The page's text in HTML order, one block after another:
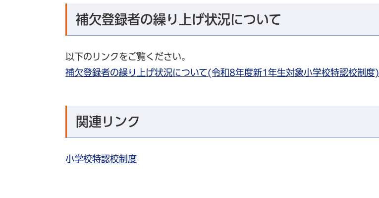
補欠登録者の繰り上げ状況について
以下のリンクをご覧ください。
補欠登録者の繰り上げ状況について(令和8年度新1年生対象小学校特認校制度)
関連リンク
小学校特認校制度